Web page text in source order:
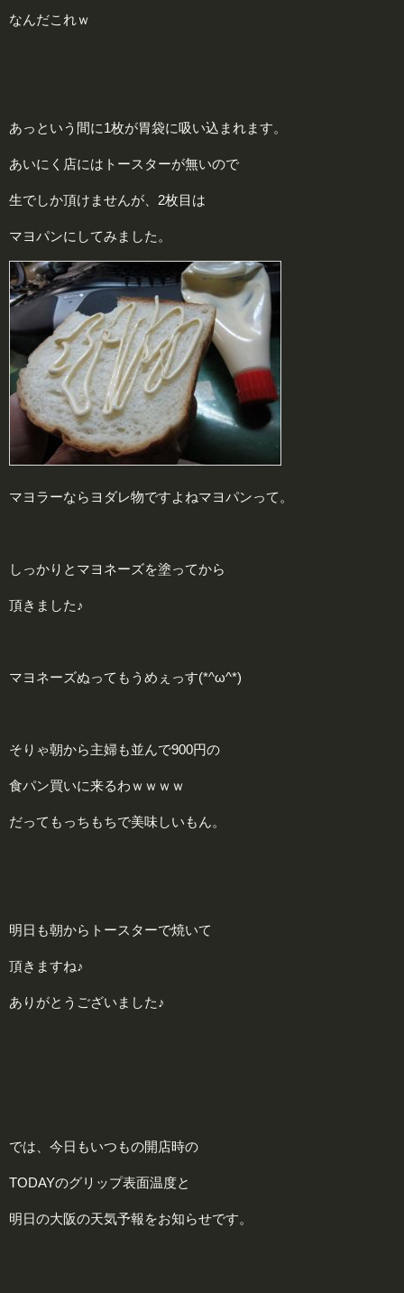
なんだこれｗ
あっという間に1枚が胃袋に吸い込まれます。
あいにく店にはトースターが無いので
生でしか頂けませんが、2枚目は
マヨパンにしてみました。
マヨラーならヨダレ物ですよねマヨパンって。
しっかりとマヨネーズを塗ってから
頂きました♪
マヨネーズぬってもうめぇっす(*^ω^*)
そりゃ朝から主婦も並んで900円の
食パン買いに来るわｗｗｗｗ
だってもっちもちで美味しいもん。
明日も朝からトースターで焼いて
頂きますね♪
ありがとうございました♪
では、今日もいつもの開店時の
TODAYのグリップ表面温度と
明日の大阪の天気予報をお知らせです。